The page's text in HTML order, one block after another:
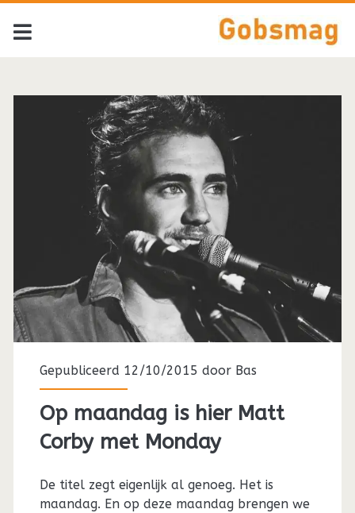
Gepubliceerd 12/10/2015 door Bas
Op maandag is hier Matt
Corby met Monday
De titel zegt eigenlijk al genoeg. Het is
maandag. En op deze maandag brengen we